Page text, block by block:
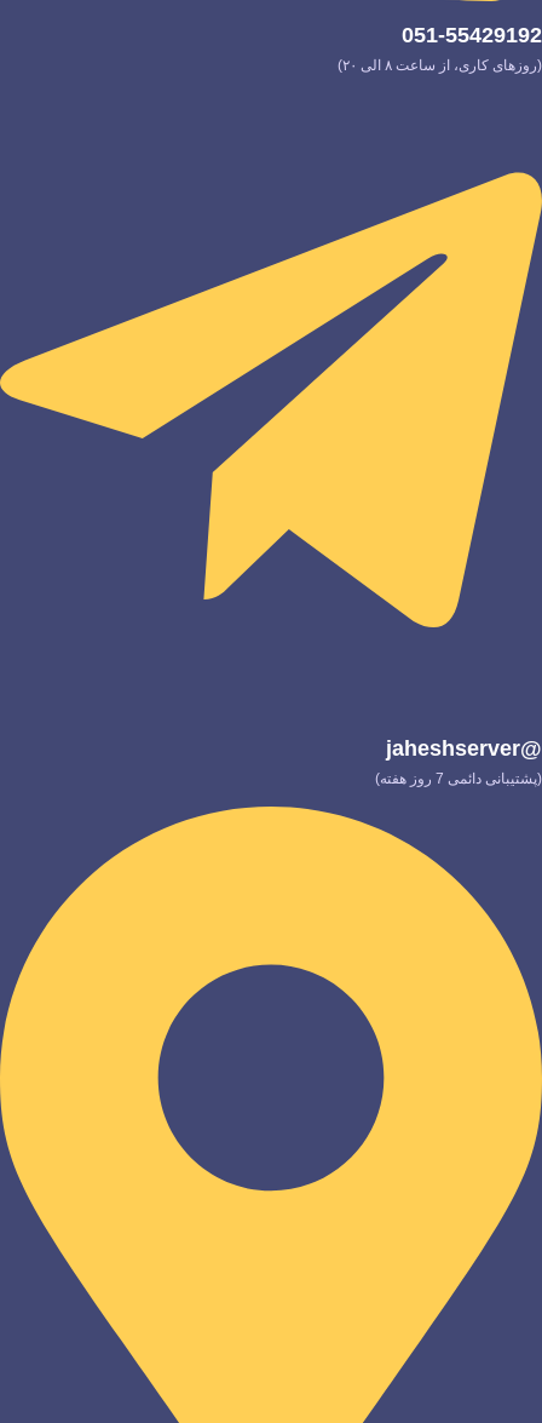
051-55429192
(روزهای کاری، از ساعت ۸ الی ۲۰)
@jaheshserver
(پشتیبانی دائمی 7 روز هفته)